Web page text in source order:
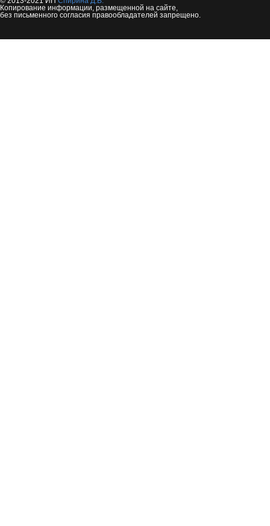
Копирование информации, размещенной на сайте,
без письменного согласия правообладателей запрещено.